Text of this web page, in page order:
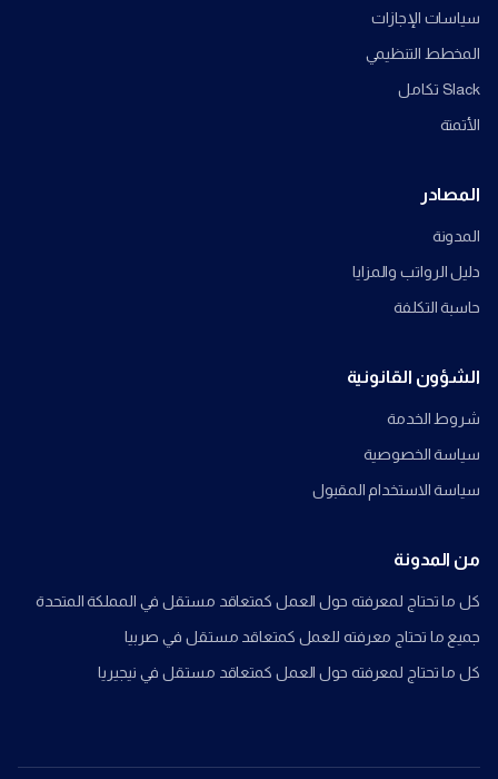
سياسات الإجازات
المخطط التنظيمي
Slack تكامل
الأتمتة
المصادر
المدونة
دليل الرواتب والمزايا
حاسبة التكلفة
الشؤون القانونية
شروط الخدمة
سياسة الخصوصية
سياسة الاستخدام المقبول
من المدونة
كل ما تحتاج لمعرفته حول العمل كمتعاقد مستقل في المملكة المتحدة
جميع ما تحتاج معرفته للعمل كمتعاقد مستقل في صربيا
كل ما تحتاج لمعرفته حول العمل كمتعاقد مستقل في نيجيريا